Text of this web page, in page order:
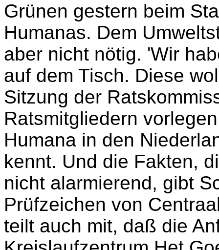
Grünen gestern beim
Humanas. Dem
aber nicht nötig. 'Wir
auf dem Tisch. Diese
Sitzung der
Ratsmitgliedern
Humana in den
kennt. Und die Fakten,
nicht alarmierend, gibt
Prüfzeichen von
teilt auch mit, daß die